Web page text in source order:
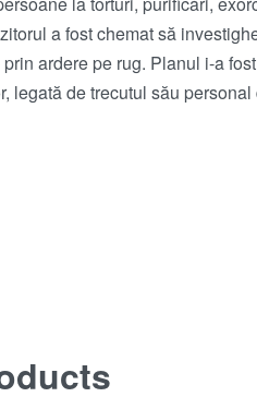
a fost chemat să
ardere pe rug. Planul i-a
legată de trecutul său